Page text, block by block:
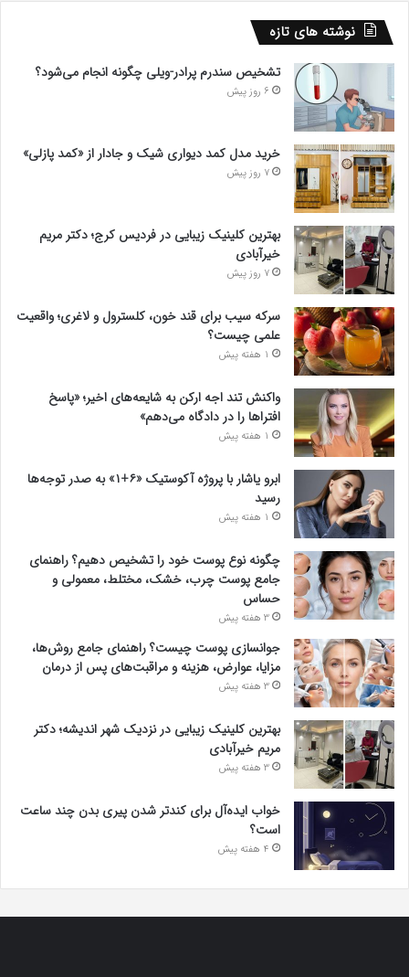
نوشته های تازه
تشخیص سندرم پرادر-ویلی چگونه انجام می‌شود؟
6 روز پیش
خرید مدل کمد دیواری شیک و جادار از «کمد پازلی»
7 روز پیش
بهترین کلینیک زیبایی در فردیس کرج؛ دکتر مریم
خیرآبادی
7 روز پیش
سرکه سیب برای قند خون، کلسترول و لاغری؛ واقعیت
علمی چیست؟
1 هفته پیش
واکنش تند اجه ارکن به شایعه‌های اخیر؛ «پاسخ
افتراها را در دادگاه می‌دهم»
1 هفته پیش
ابرو یاشار با پروژه آکوستیک «۶+۱» به صدر توجه‌ها
رسید
1 هفته پیش
چگونه نوع پوست خود را تشخیص دهیم؟ راهنمای
جامع پوست چرب، خشک، مختلط، معمولی و
حساس
3 هفته پیش
جوانسازی پوست چیست؟ راهنمای جامع روش‌ها،
مزایا، عوارض، هزینه و مراقبت‌های پس از درمان
3 هفته پیش
بهترین کلینیک زیبایی در نزدیک شهر اندیشه؛ دکتر
مریم خیرآبادی
3 هفته پیش
خواب ایده‌آل برای کندتر شدن پیری بدن چند ساعت
است؟
4 هفته پیش